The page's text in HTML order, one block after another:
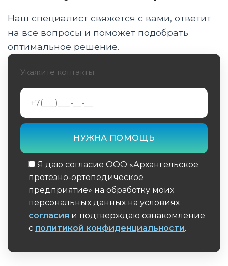
Где принимают электронный сертификат и
как найти магазины в каталоге ФСС
возможность доплаты разницы своими
Срок действия сертификата возврат
купленного изделия и решение проблем с
СФР
Наш специалист свяжется с вами, ответит
на все вопросы и поможет подобрать
оптимальное решение.
Укажите контакты
Я даю согласие ООО «Архангельское
протезно-ортопедическое
предприятие» на обработку моих
персональных данных на условиях
согласия и подтверждаю ознакомление
с политикой конфиденциальности.